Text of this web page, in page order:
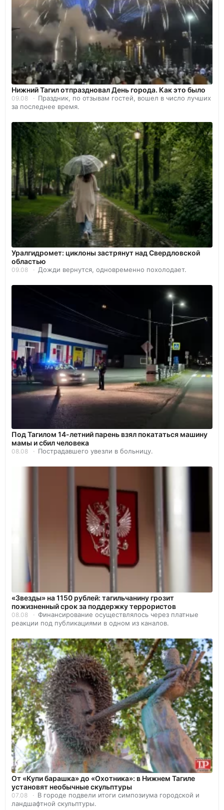
Нижний Тагил отпраздновал День города. Как это было
09.08
Праздник, по отзывам гостей, вошел в число лучших
за последнее время.
Уралгидромет: циклоны застрянут над Свердловской
областью
09.08 Дожди вернутся, одновременно похолодает.
Под Тагилом 14-летний парень взял покататься машину
мамы и сбил человека
08.08 Пострадавшего увезли в больницу.
«Звезды» на 1150 рублей: тагильчанину грозит
пожизненный срок за поддержку террористов
08.08
Финансирование осуществлялось через платные
реакции под публикациями в одном из каналов.
От «Купи барашка» до «Охотника»: в Нижнем Тагиле
установят необычные скульптуры
07.08
В городе подвели итоги симпозиума городской и
ландшафтной скульптуры.